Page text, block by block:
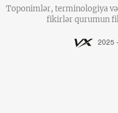
Toponimlər, terminologiya
fikirlər qurumun
2025